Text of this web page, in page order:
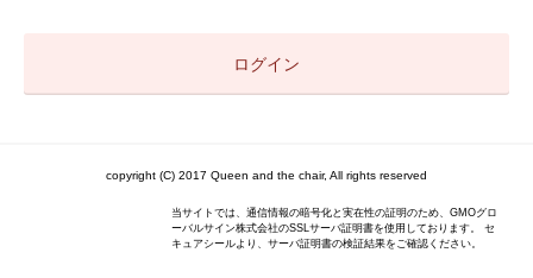
copyright (C) 2017 Queen and the chair, All rights reserved
当サイトでは、通信情報の暗号化と実在性の証明のため、GMOグロ
ーバルサイン株式会社のSSLサーバ証明書を使用しております。 セ
キュアシールより、サーバ証明書の検証結果をご確認ください。